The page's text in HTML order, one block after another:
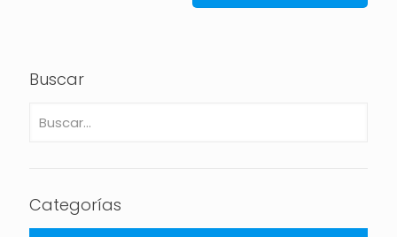
Buscar
Categorías